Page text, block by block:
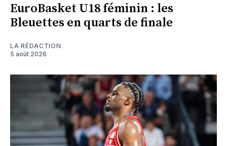
EuroBasket U18 féminin : les
Bleuettes en quarts de finale
LA RÉDACTION
5 août 2026